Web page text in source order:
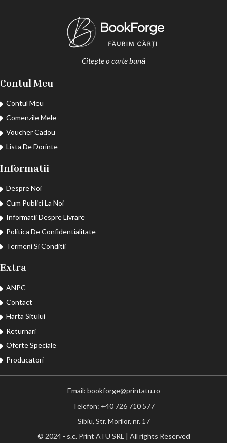
Citește o carte bună
Contul Meu
Contul Meu
Comenzile Mele
Voucher Cadou
Lista De Dorinte
Informatii
Despre Noi
Cum Publici La Noi
Informatii Despre Livrare
Politica De Confidentialitate
Termeni Si Conditii
Extra
ANPC
Contact
Harta Sitului
Returnari
Oferte Speciale
Producatori
Email: bookforge@printatu.ro
Telefon: +40 726 710 577
Sibiu, Str. Morilor, nr. 17
© 2024 - s.c. Print ATU SRL | All rights Reserved